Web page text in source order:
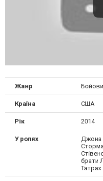
Жанр
Країна США
Рік 2014
У ролях
Джона
брати
Татрах